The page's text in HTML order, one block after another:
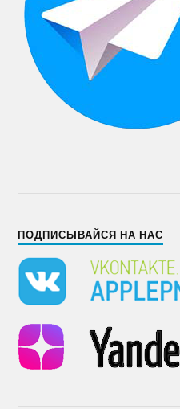
ПОДПИСЫВАЙСЯ НА НАС